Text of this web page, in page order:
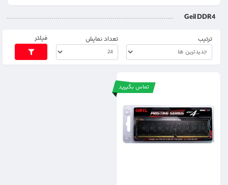
Geil DDR4
ترتیب تعداد نمایش فیلتر
تماس بگیرید